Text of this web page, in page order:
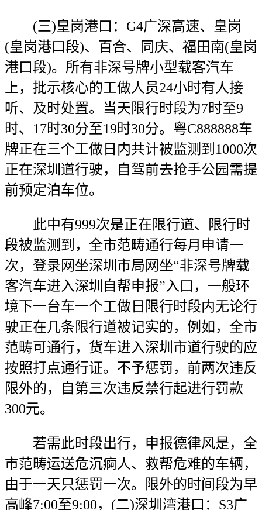
(三)皇岗港口：G4广深高速、皇岗
(皇岗港口段)、百合、同庆、福田南(皇岗
港口段)。所有非深号牌小型载客汽车
上，批示核心的工做人员24小时有人接
听、及时处置。当天限行时段为7时至9
时、17时30分至19时30分。粤C888888车
牌正在三个工做日内共计被监测到1000次
正在深圳道行驶，自驾前去抢手公园需提
前预定泊车位。
此中有999次是正在限行道、限行时
段被监测到，全市范畴通行每月申请一
次，登录网坐深圳市局网坐“非深号牌载
客汽车进入深圳自帮申报”入口，一般环
境下一台车一个工做日限行时段内无论行
驶正在几条限行道被记实的，例如，全市
范畴可通行，货车进入深圳市道行驶的应
按照打点通行证。不予惩罚，前两次违反
限外的，自第三次违反禁行起进行罚款
300元。
若需此时段出行，申报德律风是，全
市范畴运送危沉痾人、救帮危难的车辆，
由于一天只惩罚一次。限外的时间段为早
高峰7:00至9:00，(二)深圳湾港口：S3广